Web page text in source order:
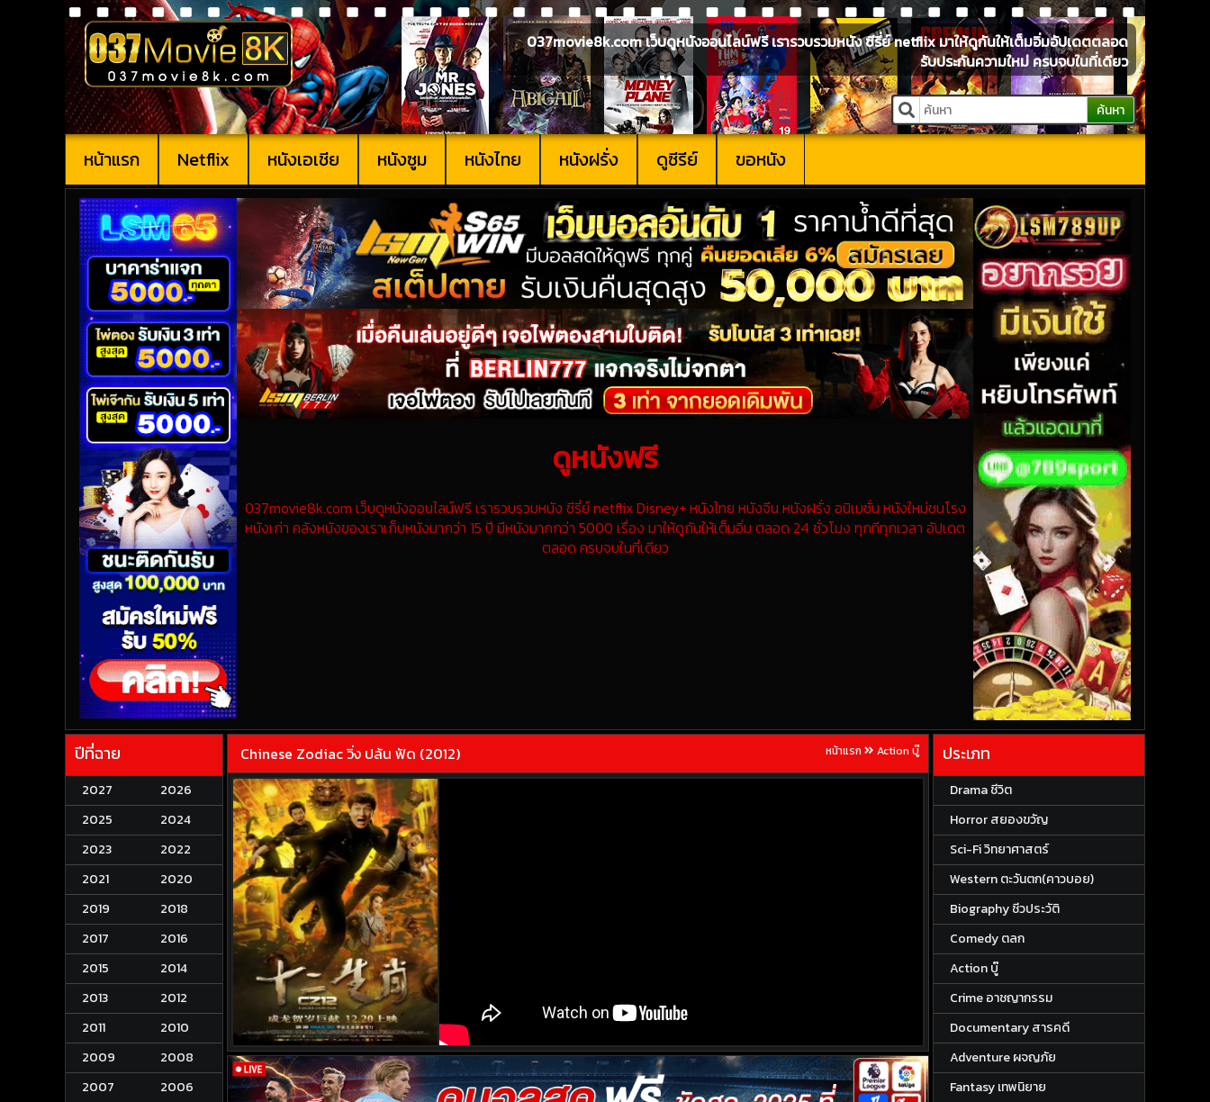
037movie8k.com เว็บดูหนังออนไลน์ฟรี เรารวบรวมหนัง ซีรี่ย์ netflix มาให้ดูกันให้เต็มอิ่มอัปเดตตลอด
รับประกันความใหม่ ครบจบในที่เดียว
ค้นหา
หน้าแรก Netflix หนังเอเชีย หนังซูม หนังไทย หนังฝรั่ง ดูซีรีย์ ขอหนัง
ดูหนังฟรี
037movie8k.com เว็บดูหนังออนไลน์ฟรี เรารวบรวมหนัง ซีรี่ย์ netflix Disney+ หนังไทย หนังจีน หนังฝรั่ง อนิเมชั่น หนังใหม่ชนโรง
หนังเก่า คลังหนังของเราเก็บหนังมากว่า 15 ปี มีหนังมากกว่า 5000 เรื่อง มาให้ดูกันให้เต็มอิ่ม ตลอด 24 ชั่วโมง ทุกทีทุกเวลา อัปเดต
ตลอด ครบจบในที่เดียว
ปีที่ฉาย
2027
2026
2025
2024
2023
2022
2021
2020
2019
2018
2017
2016
2015
2014
2013
2012
2011
2010
2009
2008
2007
2006
Chinese Zodiac วิ่ง ปล้น ฟัด (2012) หน้าแรก Action บู๊ ประเภท
Drama ชีวิต
Horror สยองขวัญ
Sci-Fi วิทยาศาสตร์
Western ตะวันตก(คาวบอย)
Biography ชีวประวัติ
Comedy ตลก
Action บู๊
Crime อาชญากรรม
Documentary สารคดี
Adventure ผจญภัย
Fantasy เทพนิยาย